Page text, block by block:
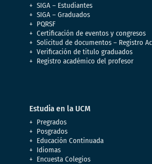
SIGA – Estudiantes
SIGA – Graduados
PQRSF
Certificación de eventos y congresos
Solicitud de documentos – Registro
Verificación de titulo graduados
Registro académico del profesor
Estudia en la UCM
Pregrados
Posgrados
Educación Continuada
Idiomas
Encuesta Colegios